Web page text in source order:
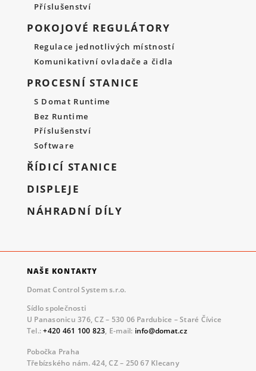
Příslušenství
POKOJOVÉ REGULÁTORY
Regulace jednotlivých místností
Komunikativní ovladače a čidla
PROCESNÍ STANICE
S Domat Runtime
Bez Runtime
Příslušenství
Software
ŘÍDICÍ STANICE
DISPLEJE
NÁHRADNÍ DÍLY
NAŠE KONTAKTY
Domat Control System s.r.o.
Sídlo společnosti
U Panasonicu 376, CZ – 530 06 Pardubice – Staré Čívice
Tel.:+420 461 100 823, E-mail: info@domat.cz
Pobočka Praha
Třebízského nám. 424, CZ – 250 67 Klecany